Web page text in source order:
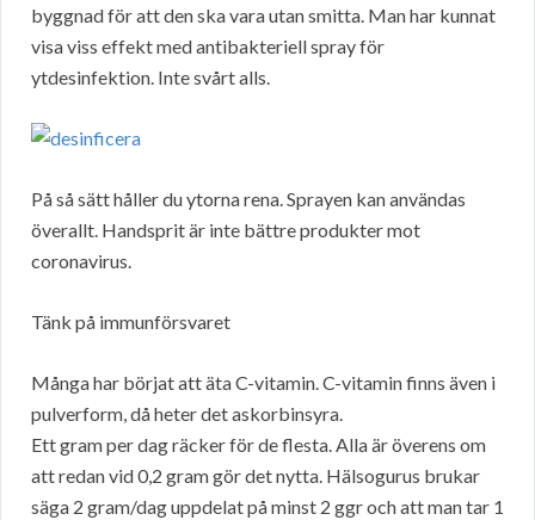
byggnad för att den ska vara utan smitta. Man har kunnat
visa viss effekt med antibakteriell spray för
ytdesinfektion. Inte svårt alls.
På så sätt håller du ytorna rena. Sprayen kan användas
överallt. Handsprit är inte bättre produkter mot
coronavirus.
Tänk på immunförsvaret
Många har börjat att äta C-vitamin. C-vitamin finns även i
pulverform, då heter det askorbinsyra.
Ett gram per dag räcker för de flesta. Alla är överens om
att redan vid 0,2 gram gör det nytta. Hälsogurus brukar
säga 2 gram/dag uppdelat på minst 2 ggr och att man tar 1